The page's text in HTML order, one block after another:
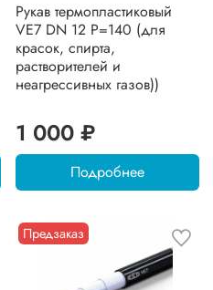
Рукав термопластиковый
VE7 DN 12 P=140 (для
красок, спирта,
растворителей и
неагрессивных газов))
1 000 ₽
Подробнее
Предзаказ